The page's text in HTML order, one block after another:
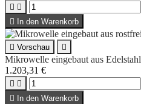
 

In den Warenkorb
 Vorschau 
Mikrowelle eingebaut aus Edelstahl
1.203,31 €
 

In den Warenkorb